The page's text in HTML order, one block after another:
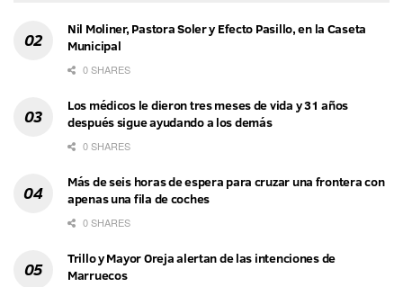
Nil Moliner, Pastora Soler y Efecto Pasillo, en la Caseta
Municipal
0 SHARES
Los médicos le dieron tres meses de vida y 31 años
después sigue ayudando a los demás
0 SHARES
Más de seis horas de espera para cruzar una frontera con
apenas una fila de coches
0 SHARES
Trillo y Mayor Oreja alertan de las intenciones de
Marruecos